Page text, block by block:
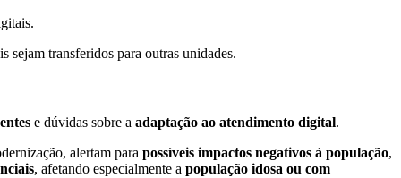
sejam transferidos para outras unidades.
e dúvidas sobre a adaptação ao atendimento digital.
alertam para possíveis impactos negativos à população,
, afetando especialmente a população idosa ou com